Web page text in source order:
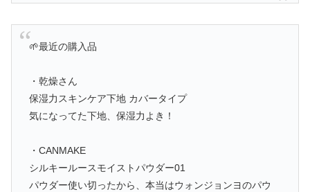
🌱最近の購入品
・乾燥さん
保湿力スキンケア下地 カバータイプ
気になってた下地、保湿力よき！
・CANMAKE
シルキールースモイストパウダー01
パウダー使い切ったから、本当はウォンジョンヨのパウ